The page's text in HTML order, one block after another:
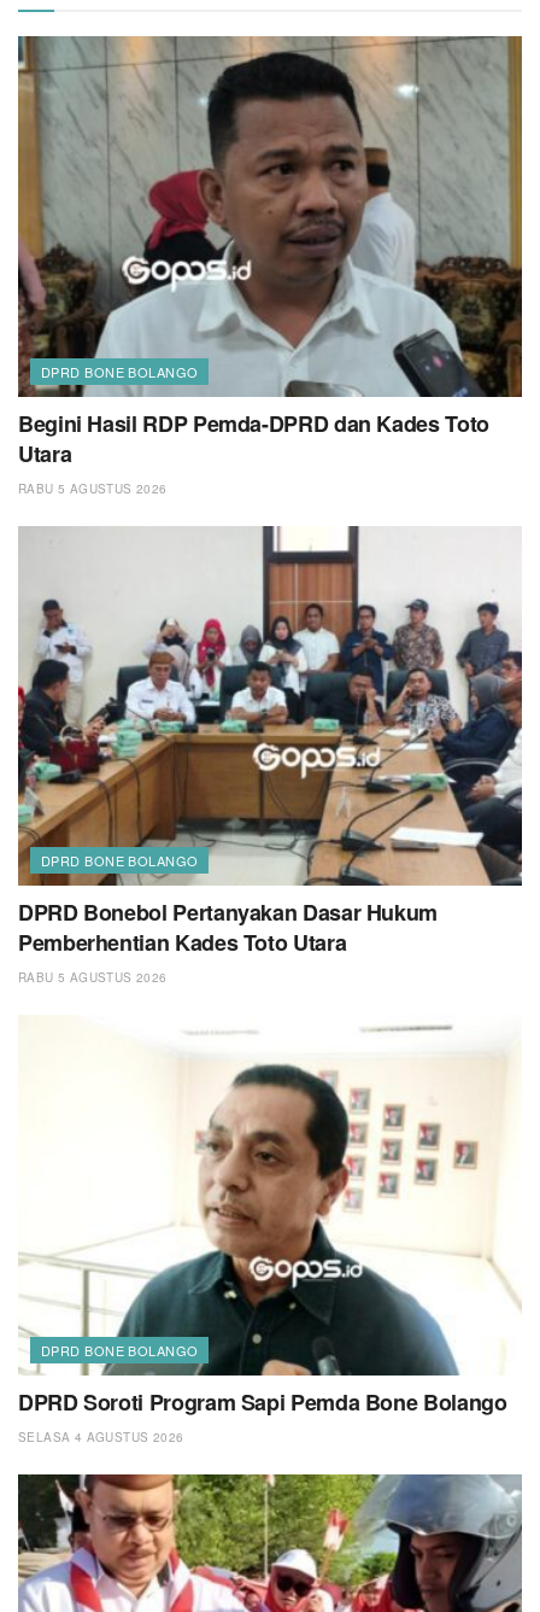
DPRD BONE BOLANGO
Begini Hasil RDP Pemda-DPRD dan Kades Toto
Utara
RABU 5 AGUSTUS 2026
DPRD BONE BOLANGO
DPRD Bonebol Pertanyakan Dasar Hukum
Pemberhentian Kades Toto Utara
RABU 5 AGUSTUS 2026
DPRD BONE BOLANGO
DPRD Soroti Program Sapi Pemda Bone Bolango
SELASA 4 AGUSTUS 2026